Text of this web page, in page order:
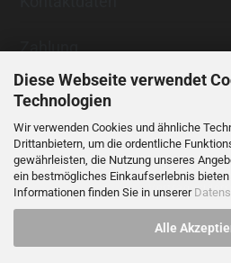
Diese Webseite verwendet
Technologien
Wir verwenden Cookies und ähnliche
Drittanbietern, um die ordentliche
gewährleisten, die Nutzung unseres
ein bestmögliches Einkaufserlebnis
Informationen finden Sie in unserer
Alle
Zahlung
Vertrag